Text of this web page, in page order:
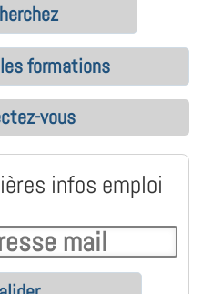
formations
vous
infos emploi